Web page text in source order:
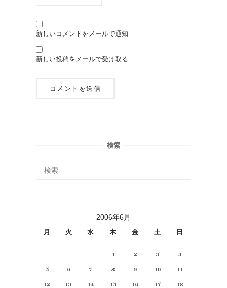
新しいコメントをメールで通知
新しい投稿をメールで受け取る
検索
2006年6月
月 火 水 木 金 土 日
1 2 3
4
5
6 7 8 9 10
11
12
13 14 15 16 17 18